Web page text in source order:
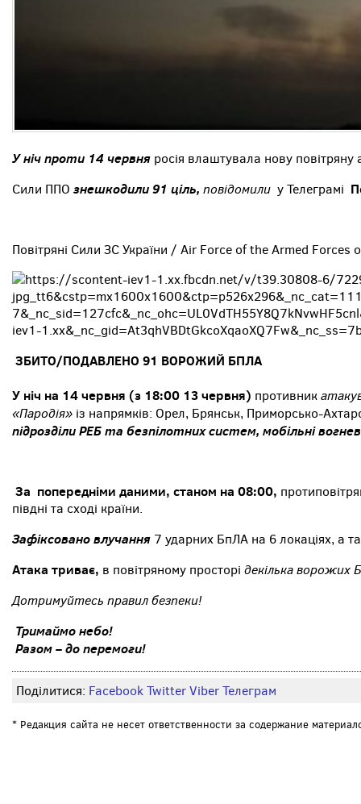
У ніч проти 14 червня росія влаштувала нову повітряну
Сили ППО знешкодили 91 ціль, повідомили у Телеграмі
Повітряні Сили ЗС України / Air Force of the Armed Forces
ЗБИТО/ПОДАВЛЕНО 91 ВОРОЖИЙ БПЛА
У ніч на 14 червня (з 18:00 13 червня) противник
«Пародія» із напрямків: Орел, Брянськ, Приморсько-
підрозділи РЕБ та безпілотних систем, мобільні
За попередніми даними, станом на 08:00,
півдні та сході країни.
Зафіксовано влучання 7 ударних БпЛА на 6 локаціях, а
Атака триває, в повітряному просторі декілька ворожих
Дотримуйтесь правил безпеки!
Тримаймо небо!
Разом – до перемоги!
Поділитися: FacebookTwitterViberТелеграм
* Редакция сайта не несет ответственности за содержание